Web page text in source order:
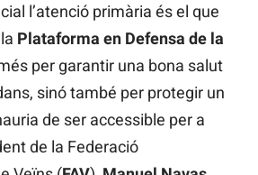
l’atenció primària és el que
Plataforma en Defensa de la
per garantir una bona salut
sinó també per protegir un
de ser accessible per a
de la Federació